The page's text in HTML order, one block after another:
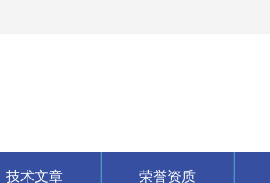
技术文章 荣誉资质